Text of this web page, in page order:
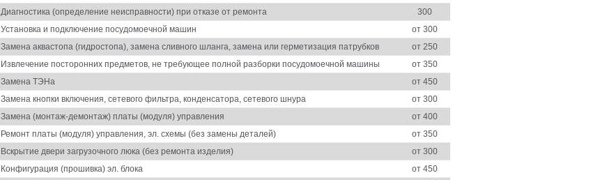
Диагностика (определение неисправности) при отказе от ремонта
300
Установка и подключение посудомоечной машин
от 300
Замена аквастопа (гидростопа), замена сливного шланга, замена или герметизация патрубков
от 250
Извлечение посторонних предметов, не требующее полной разборки посудомоечной машины
от 350
Замена ТЭНа
от 450
Замена кнопки включения, сетевого фильтра, конденсатора, сетевого шнура
от 300
Замена (монтаж-демонтаж) платы (модуля) управления
от 400
Ремонт платы (модуля) управления, эл. схемы (без замены деталей)
от 350
Вскрытие двери загрузочного люка (без ремонта изделия)
от 300
Конфигурация (прошивка) эл. блока
от 450